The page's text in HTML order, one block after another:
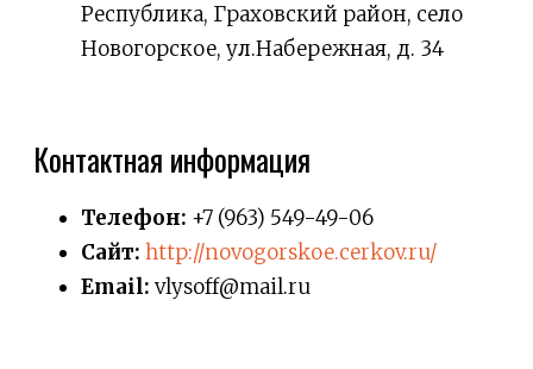
Республика, Граховский район, село
Новогорское, ул.Набережная, д. 34
Контактная информация
Телефон: +7 (963) 549-49-06
Сайт: http://novogorskoe.cerkov.ru/
Email: vlysoff@mail.ru